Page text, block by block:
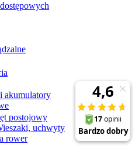
akumulatory
postojowy
uchwyty
rower